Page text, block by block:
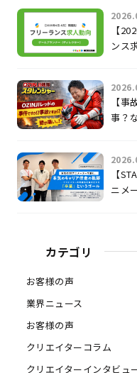
【
ンス
【
事？
【
ニメ
カテゴリ
お客様の声
業界ニュース
お客様の声
クリエイターコラム
クリエイターインタビュ